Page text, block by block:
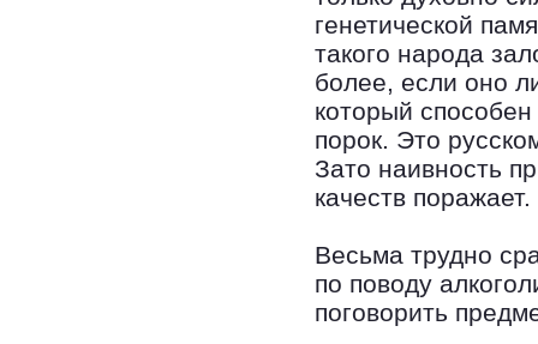
генетической
такого народа
более, если оно
который способен
порок. Это
Зато наивность
качеств поражает.
Весьма трудно
по поводу
поговорить